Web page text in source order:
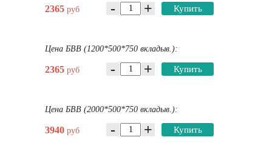
2365 руб - + Купить
Цена БВВ (1200*500*750 вкладыв.):
2365 руб - + Купить
Цена БВВ (2000*500*750 вкладыв.):
3940 руб - + Купить